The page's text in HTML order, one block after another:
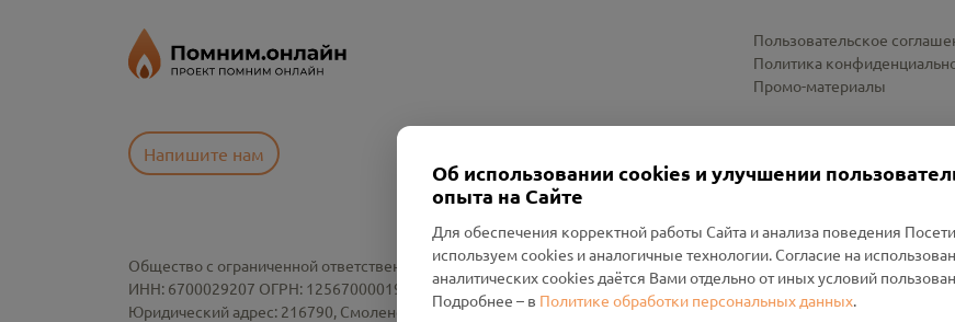
Напишите нам
Пользовательское
Политика
Промо-материалы
Общество с ограниченной ответственностью «Смоленский Проект Помним»
ИНН: 6700029207 ОГРН: 1256700001986
Юридический адрес: 216790, Смоленская область, р-н Руднянский, г. Рудня, улица Западная, д. 26А, пом. 18
Об использовании cookies и улучшении
опыта на Сайте
Для обеспечения корректной работы Сайта и анализа поведения
используем cookies и аналогичные технологии. Согласие на
аналитических cookies даётся Вами отдельно от иных условий
Подробнее – в Политике обработки персональных данных.